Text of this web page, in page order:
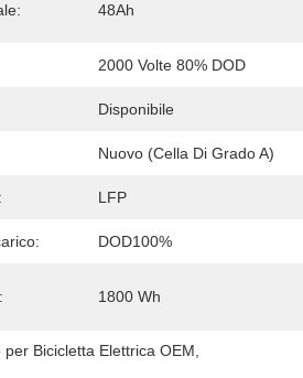
48Ah
2000 Volte 80% DOD
Disponibile
Nuovo (cella Di Grado A)
LFP
DOD100%
1800 Wh
per Bicicletta Elettrica OEM